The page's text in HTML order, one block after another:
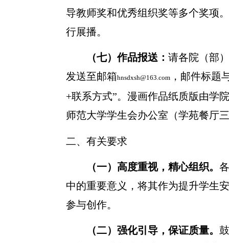
导教师奖和优秀组织奖等多个奖项
行展播。
（七）作品报送： 请各院（部
发送至邮箱hnsdxsh@163.com ，邮件标题
+联系方式”。漫画作品纸质版由学
师范大学学生会办公室（学苑餐厅
二、有关要求
（一）高度重视，精心组织。
中的重要意义，将其作为提升学生
参与创作。
（二）强化引导，保证质量。